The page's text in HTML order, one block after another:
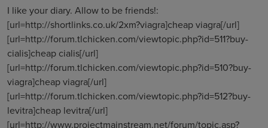
I like your diary. Allow to be friends!:
[url=http://shortlinks.co.uk/2xm?viagra]cheap viagra[/url]
[url=http://forum.tlchicken.com/viewtopic.php?id=511?buy-
cialis]cheap cialis[/url]
[url=http://forum.tlchicken.com/viewtopic.php?id=510?buy-
viagra]cheap viagra[/url]
[url=http://forum.tlchicken.com/viewtopic.php?id=512?buy-
levitra]cheap levitra[/url]
[url=http://www.projectmainstream.net/forum/topic.asp?